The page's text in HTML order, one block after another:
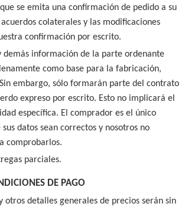
se emita una confirmación de pedido a su
colaterales y las modificaciones
confirmación por escrito.
demás información de la parte ordenante
como base para la fabricación,
embargo, sólo formarán parte del contrato
expreso por escrito. Esto no implicará el
específica. El comprador es el único
datos sean correctos y nosotros no
comprobarlos.
parciales.
DE PAGO
otros detalles generales de precios serán sin